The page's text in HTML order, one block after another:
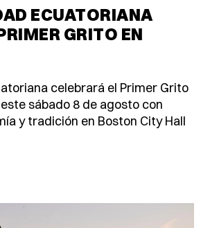
ECUATORIANA
GRITO EN
celebrará el Primer Grito
sábado 8 de agosto con
y tradición en Boston City Hall